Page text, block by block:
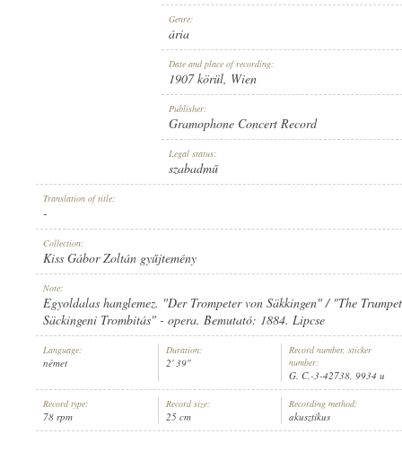
ARTIST: LEOPOLD DEMUTH ,ISMERETLEN ZENEKAR
GRAMOPHONE CONCERT RECORD
G. C.-3-42738
Genre:
ária
Date and place of recording:
1907 körül, Wien
Publisher:
Gramophone Concert Record
Legal status:
szabadmű
Translation of title:
-
Collection:
Kiss Gábor Zoltán gyűjtemény
Note:
Egyoldalas hanglemez. "Der Trompeter von Säkkingen" / "The
Säckingeni Trombitás" - opera. Bemutató: 1884. Lipcse
Language:
német
Duration:
2' 39"
Record number, sticker
number:
G. C.-3-42738, 9934 u
Record type:
78 rpm
Record size:
25 cm
Recording method:
akusztikus